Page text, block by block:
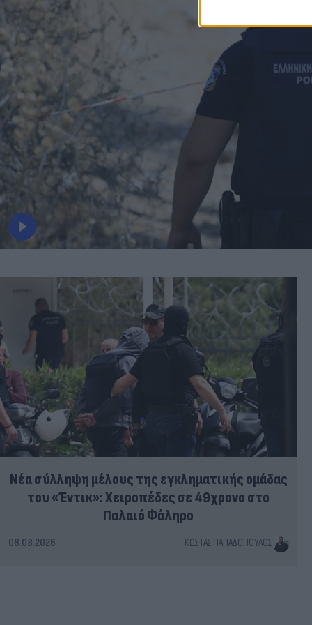
Νέα σύλληψη μέλους της εγκληματικής ομάδας
του «Έντικ»: Χειροπέδες σε 49χρονο στο
Παλαιό Φάληρο
08.08.2026 ΚΏΣΤΑΣ ΠΑΠΑΔΌΠΟΥΛΟΣ